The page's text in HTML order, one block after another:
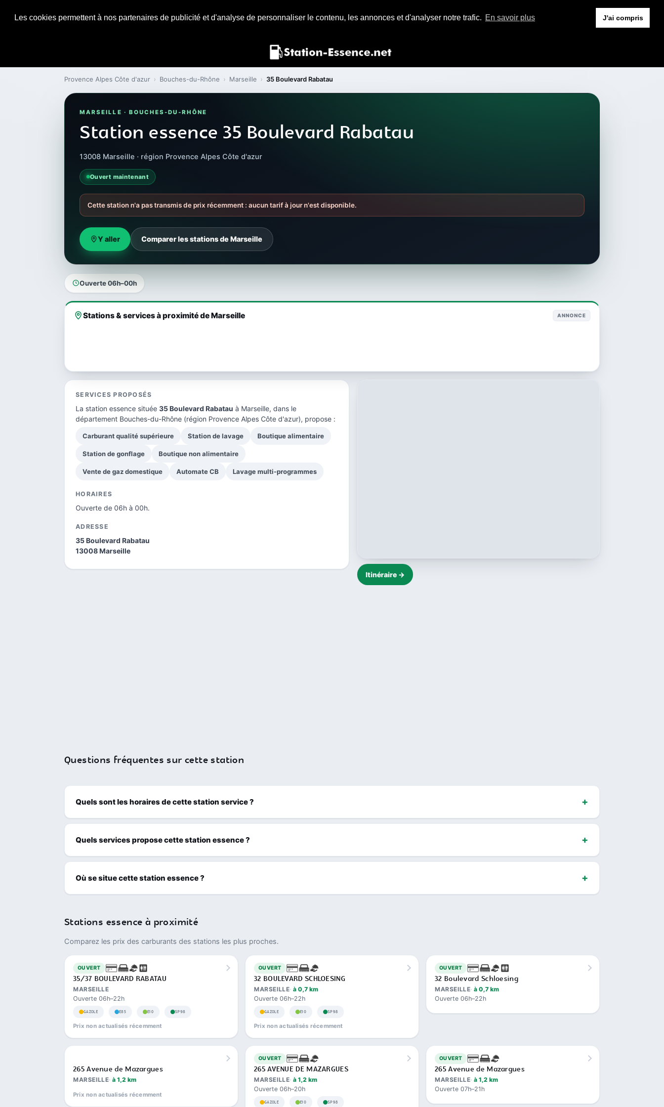
Les cookies permettent à nos partenaires de publicité et d'analyse de personnaliser le contenu, les annonces et d'analyser notre trafic. En savoir plus J'ai compris
Provence Alpes Côte d'azur › Bouches-du-Rhône › Marseille › 35 Boulevard Rabatau
MARSEILLE · BOUCHES-DU-RHÔNE
Station essence 35 Boulevard Rabatau
13008 Marseille · région Provence Alpes Côte d'azur
Ouvert maintenant
Cette station n'a pas transmis de prix récemment : aucun tarif à jour n'est disponible.
Y aller Comparer les stations de Marseille
Ouverte 06h–00h
Stations & services à proximité de Marseille ANNONCE
SERVICES PROPOSÉS
La station essence située 35 Boulevard Rabatau à Marseille, dans le
département Bouches-du-Rhône (région Provence Alpes Côte d'azur), propose :
Carburant qualité supérieure Station de lavage Boutique alimentaire
Station de gonflage Boutique non alimentaire
Vente de gaz domestique Automate CB Lavage multi-programmes
HORAIRES
Ouverte de 06h à 00h.
ADRESSE
35 Boulevard Rabatau
13008 Marseille
Itinéraire →
Questions fréquentes sur cette station
Quels sont les horaires de cette station service ?
Quels services propose cette station essence ?
Où se situe cette station essence ?
Stations essence à proximité
Comparez les prix des carburants des stations les plus proches.
OUVERT
35/37 BOULEVARD RABATAU
MARSEILLE
Ouverte 06h–22h
GAZOLE E85 E10 SP98
Prix non actualisés récemment
OUVERT
32 BOULEVARD SCHLOESING
MARSEILLE à 0,7 km
Ouverte 06h–22h
GAZOLE E10 SP98
Prix non actualisés récemment
OUVERT
32 Boulevard Schloesing
MARSEILLE à 0,7 km
Ouverte 06h–22h
265 Avenue de Mazargues
MARSEILLE à 1,2 km
Prix non actualisés récemment
OUVERT
265 AVENUE DE MAZARGUES
MARSEILLE à 1,2 km
Ouverte 06h–20h
GAZOLE E10 SP98
OUVERT
265 Avenue de Mazargues
MARSEILLE à 1,2 km
Ouverte 07h–21h